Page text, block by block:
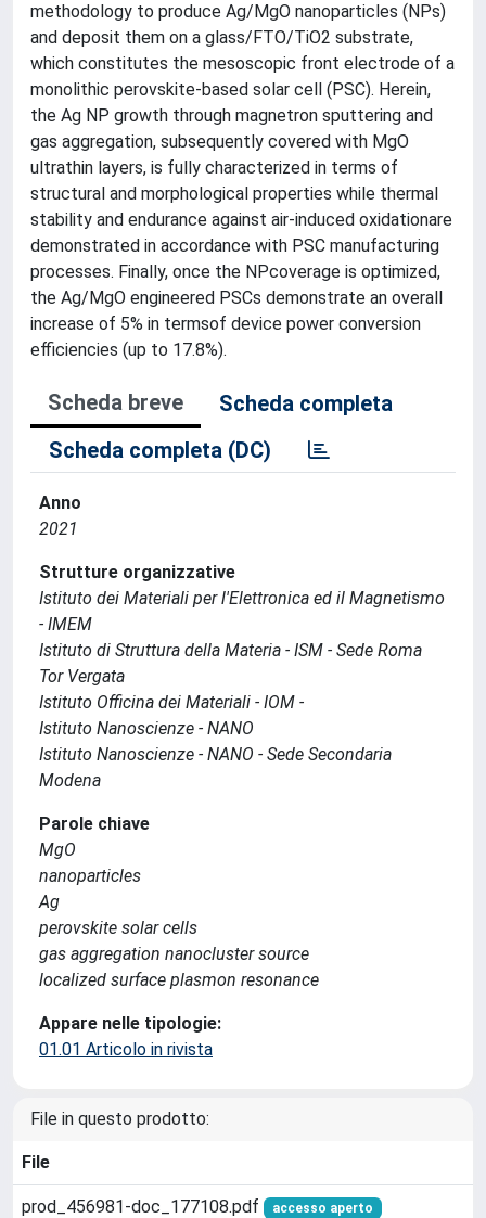
methodology to produce Ag/MgO nanoparticles (NPs)
and deposit them on a glass/FTO/TiO2 substrate,
which constitutes the mesoscopic front electrode of a
monolithic perovskite-based solar cell (PSC). Herein,
the Ag NP growth through magnetron sputtering and
gas aggregation, subsequently covered with MgO
ultrathin layers, is fully characterized in terms of
structural and morphological properties while thermal
stability and endurance against air-induced oxidationare
demonstrated in accordance with PSC manufacturing
processes. Finally, once the NPcoverage is optimized,
the Ag/MgO engineered PSCs demonstrate an overall
increase of 5% in termsof device power conversion
efficiencies (up to 17.8%).
Scheda breve
Scheda completa
Scheda completa (DC)
Anno
2021
Strutture organizzative
Istituto dei Materiali per l'Elettronica ed il Magnetismo
- IMEM
Istituto di Struttura della Materia - ISM - Sede Roma
Tor Vergata
Istituto Officina dei Materiali - IOM -
Istituto Nanoscienze - NANO
Istituto Nanoscienze - NANO - Sede Secondaria
Modena
Parole chiave
MgO
nanoparticles
Ag
perovskite solar cells
gas aggregation nanocluster source
localized surface plasmon resonance
Appare nelle tipologie:
01.01 Articolo in rivista
File in questo prodotto:
File
prod_456981-doc_177108.pdf accesso aperto